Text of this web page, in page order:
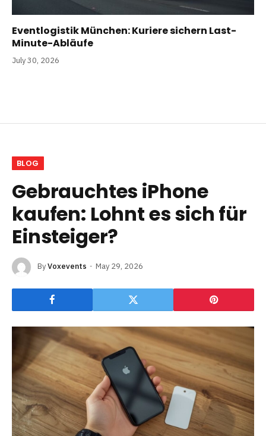
Eventlogistik München: Kuriere sichern Last-
Minute-Abläufe
July 30, 2026
BLOG
Gebrauchtes iPhone
kaufen: Lohnt es sich für
Einsteiger?
ByVoxevents May 29, 2026